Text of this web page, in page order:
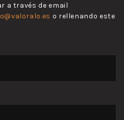
a través de email
o rellenando este